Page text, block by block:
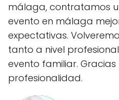
málaga, contratamos
evento en málaga
expectativas.
tanto a nivel
evento familiar.
profesionalidad.